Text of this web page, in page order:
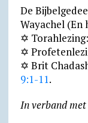
p
m
De
Wayachel (En
✡ Torahlezing:
✡
✡ Brit
9:1-11.
In verband